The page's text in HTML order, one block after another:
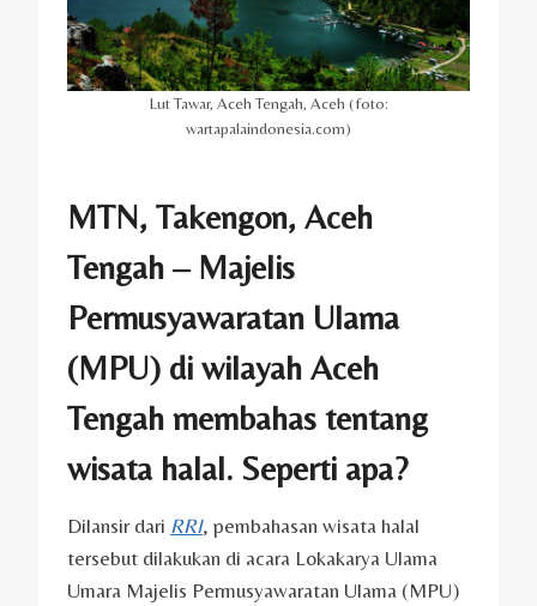
Lut Tawar, Aceh Tengah, Aceh (foto:
wartapalaindonesia.com)
MTN, Takengon, Aceh
Tengah – Majelis
Permusyawaratan Ulama
(MPU) di wilayah Aceh
Tengah membahas tentang
wisata halal. Seperti apa?
Dilansir dari RRI, pembahasan wisata halal
tersebut dilakukan di acara Lokakarya Ulama
Umara Majelis Permusyawaratan Ulama (MPU)